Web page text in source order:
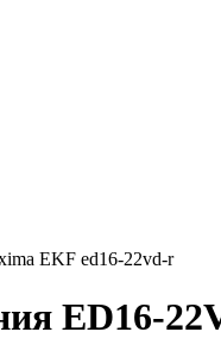
EKF ed16-22vd-r
ED16-